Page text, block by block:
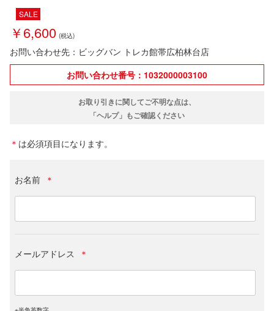
SALE
￥6,600
お問い合わせ先：ビッグバン トレカ館帯広柏林台店
お問い合わせ番号：1032000003100
お取り引きに関してご不明な点は、
「ヘルプ」もご確認ください
＊ は必須項目になります。
お名前 ＊
メールアドレス ＊